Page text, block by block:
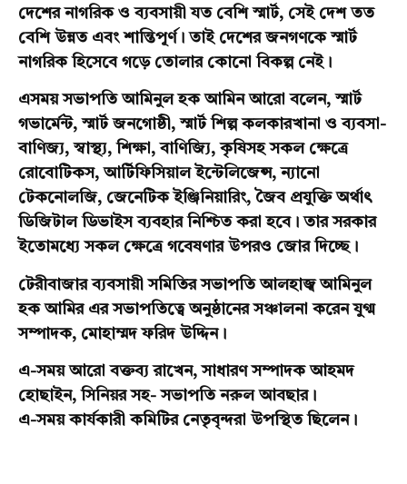
দেশের নাগরিক ও ব্যবসায়ী যত বেশি স্মার্ট, সেই দেশ তত
বেশি উন্নত এবং শান্তিপূর্ণ। তাই দেশের জনগণকে স্মার্ট
নাগরিক হিসেবে গড়ে তোলার কোনো বিকল্প নেই।
এসময় সভাপতি আমিনুল হক আমিন আরো বলেন, স্মার্ট
গভার্মেন্ট, স্মার্ট জনগোষ্ঠী, স্মার্ট শিল্প কলকারখানা ও ব্যবসা-
বাণিজ্য, স্বাস্থ্য, শিক্ষা, বাণিজ্যি, কৃষিসহ সকল ক্ষেত্রে
রোবোটিকস, আর্টিফিসিয়াল ইন্টেলিজেন্স, ন্যানো
টেকনোলজি, জেনেটিক ইঞ্জিনিয়ারিং, জৈব প্রযুক্তি অর্থাৎ
ডিজিটাল ডিভাইস ব্যবহার নিশ্চিত করা হবে। তার সরকার
ইতোমধ্যে সকল ক্ষেত্রে গবেষণার উপরও জোর দিচ্ছে।
টেরীবাজার ব্যবসায়ী সমিতির সভাপতি আলহাজ্ব আমিনুল
হক আমির এর সভাপতিত্বে অনুষ্ঠানের সঞ্চালনা করেন যুগ্ম
সম্পাদক, মোহাম্মদ ফরিদ উদ্দিন।
এ-সময় আরো বক্তব্য রাখেন, সাধারণ সম্পাদক আহমদ
হোছাইন, সিনিয়র সহ- সভাপতি নরুল আবছার।
এ-সময় কার্যকারী কমিটির নেতৃবৃন্দরা উপস্থিত ছিলেন।